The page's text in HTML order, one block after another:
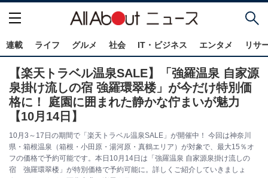
連載 ライフ グルメ 社会 IT・ビジネス エンタメ リサ
【楽天トラベル温泉SALE】「強羅温泉 自家源
泉掛け流しの宿 強羅環翠楼」が今だけ特別価
格に！ 庭園に囲まれた静かな佇まいが魅力
【10月14日】
10月3～17日の期間で「楽天トラベル温泉SALE」が開催中！ 今回は神奈川
県・箱根温泉（箱根・小田原・湯河原・真鶴エリア）が対象で、最大15％オ
フの価格で予約可能です。本日10月14日は「強羅温泉 自家源泉掛け流しの
宿 強羅環翠楼」が特別価格で予約可能に。詳しくご紹介していきましょ